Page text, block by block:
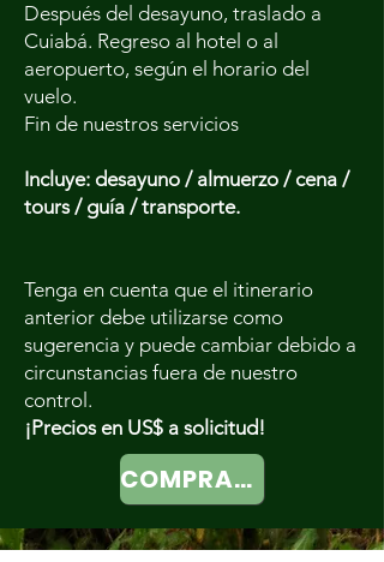
Después del desayuno, traslado a
Cuiabá. Regreso al hotel o al
aeropuerto, según el horario del
vuelo.
Fin de nuestros servicios
Incluye: desayuno / almuerzo / cena /
tours / guía / transporte.
Tenga en cuenta que el itinerario
anterior debe utilizarse como
sugerencia y puede cambiar debido a
circunstancias fuera de nuestro
control.
¡Precios en US$ a solicitud!
COMPRAR AHORA